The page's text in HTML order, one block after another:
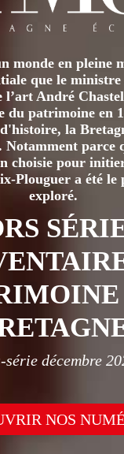
monde en pleine
que le
l’art André
du patrimoine en
la
parce
choisie pour
Plouguer a été le
exploré.
série décembre
NOS